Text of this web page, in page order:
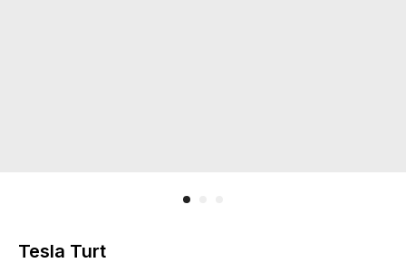
Tesla Turt